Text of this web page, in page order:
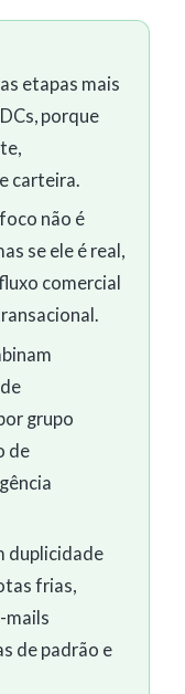
etapas mais
porque
carteira.
não é
se ele é real,
comercial
grupo
de
duplicidade
frias,
mails
de padrão e